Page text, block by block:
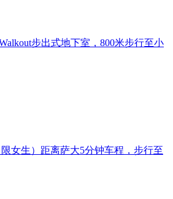
步出式地下室，800米步行至小
女生）距离萨大5分钟车程，步行至